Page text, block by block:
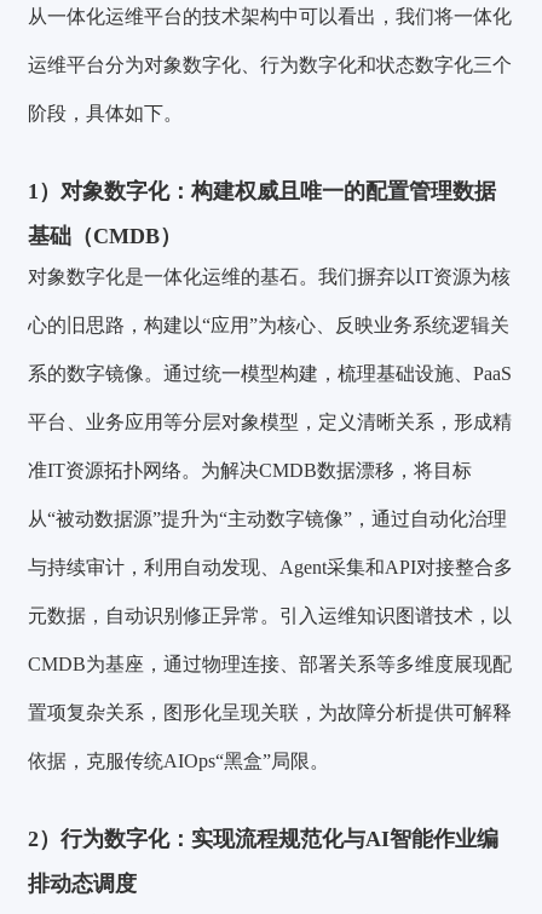
从一体化运维平台的技术架构中可以看出，我们将一体化
运维平台分为对象数字化、行为数字化和状态数字化三个
阶段，具体如下。
1）对象数字化：构建权威且唯一的配置管理数据
基础（CMDB）
对象数字化是一体化运维的基石。我们摒弃以IT资源为核
心的旧思路，构建以“应用”为核心、反映业务系统逻辑关
系的数字镜像。通过统一模型构建，梳理基础设施、PaaS
平台、业务应用等分层对象模型，定义清晰关系，形成精
准IT资源拓扑网络。为解决CMDB数据漂移，将目标
从“被动数据源”提升为“主动数字镜像”，通过自动化治理
与持续审计，利用自动发现、Agent采集和API对接整合多
元数据，自动识别修正异常。引入运维知识图谱技术，以
CMDB为基座，通过物理连接、部署关系等多维度展现配
置项复杂关系，图形化呈现关联，为故障分析提供可解释
依据，克服传统AIOps“黑盒”局限。
2）行为数字化：实现流程规范化与AI智能作业编
排动态调度